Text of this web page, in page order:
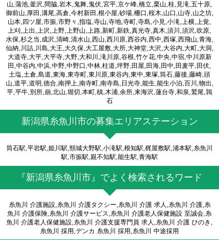
山,蒲池,釜沢,間脇,岩木,鬼舞,鬼伏,宮平,京ケ峰,橋立,栗山,桂,見滝,五十原,
御前山,厚田,溝尾,高倉,今村新田,根小屋,砂場,柵口,桜木,山口,山寺,山之坊,
山本,四ツ屋,市振,市野々,指塩,寺山,寺地,寺町,寺島,小見,小滝,上横,上覚,
上刈,上出,上沢,上野,上野山,上路,新町,新鉄,真光寺,真木,須川,須沢,吹原,
水保,杉之当,成沢,清崎,清水山,西山,西川原,西谷内,西中,西塚,西飛山,青海,
仙納,川詰,川島,大王,大久保,大工屋敷,大所,大神堂,大沢,大谷内,大町,大洞,
大道寺,大平,大平寺,大野,大和川,滝川原,谷根,竹ケ花,中央,中宿,中川原新
田,中谷内,中浜,中野,中野口,中林,柱道,坪野,田屋,田海,田中,田麦平,田伏,
土塩,土倉,島道,東海,東寺町,東川原,東谷内,東中,東塚,筒石,藤後,藤崎,頭
山,道平,道明,徳合,南押上,南寺町,南寺島,日光寺,能生,能生小泊,百川,物出,
平,平牛,別所,崩,北山,堀切,本町,槙,木浦,余所,来海沢,蓮台寺,和泉,鷲尾,鶉
石
新潟県糸魚川市の募集エリアステーション
筒石駅,平岩駅,姫川駅,頸城大野駅,小滝駅,根知駅,梶屋敷駅,浦本駅,糸魚川
駅,市振駅,親不知駅,能生駅,青海駅
『新潟県糸魚川市』でよく検索されるワード
糸魚川 介護施設,糸魚川 介護タクシー,糸魚川 介護 求人,糸魚川 介護,糸
魚川 介護保険,糸魚川 介護サービス,糸魚川 介護老人保健施設 至誠会,糸
魚川 介護老人保健施設,糸魚川 介護支援専門員 求人,糸魚川 介護 ひのき,
糸魚川 採用,デンカ 糸魚川 採用,糸魚川 中途採用